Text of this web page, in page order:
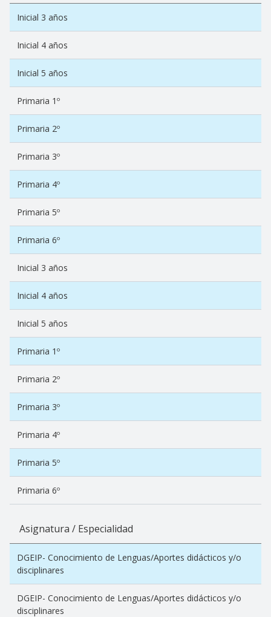
Inicial 3 años
Inicial 4 años
Inicial 5 años
Primaria 1º
Primaria 2º
Primaria 3º
Primaria 4º
Primaria 5º
Primaria 6º
Inicial 3 años
Inicial 4 años
Inicial 5 años
Primaria 1º
Primaria 2º
Primaria 3º
Primaria 4º
Primaria 5º
Primaria 6º
Asignatura / Especialidad
DGEIP- Conocimiento de Lenguas/Aportes didácticos y/o
disciplinares
DGEIP- Conocimiento de Lenguas/Aportes didácticos y/o
disciplinares